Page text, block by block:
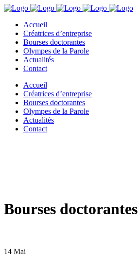
Accueil
Créatrices d’entreprise
Bourses doctorantes
Olympes de la Parole
Actualités
Contact
Accueil
Créatrices d’entreprise
Bourses doctorantes
Olympes de la Parole
Actualités
Contact
Bourses doctorantes
14 Mai